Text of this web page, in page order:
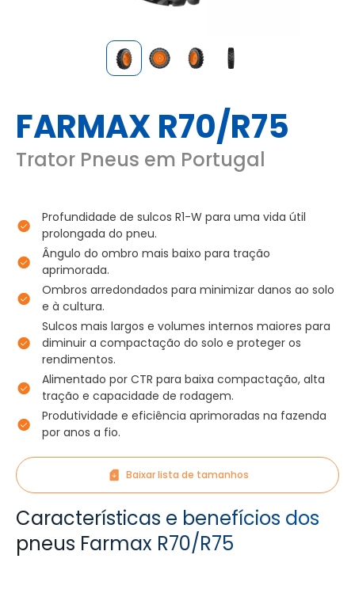
FARMAX R70/R75
Trator Pneus em Portugal
Profundidade de sulcos R1-W para uma vida útil
prolongada do pneu.
Ângulo do ombro mais baixo para tração
aprimorada.
Ombros arredondados para minimizar danos ao solo
e à cultura.
Sulcos mais largos e volumes internos maiores para
diminuir a compactação do solo e proteger os
rendimentos.
Alimentado por CTR para baixa compactação, alta
tração e capacidade de rodagem.
Produtividade e eficiência aprimoradas na fazenda
por anos a fio.
Baixar lista de tamanhos
Características e benefícios dos
pneus Farmax R70/R75